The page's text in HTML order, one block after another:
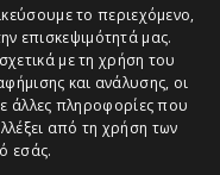
το περιεχόμενο,
επισκεψιμότητά μας.
με τη χρήση του
και ανάλυσης, οι
άλλες πληροφορίες που
από τη χρήση των
εσάς.